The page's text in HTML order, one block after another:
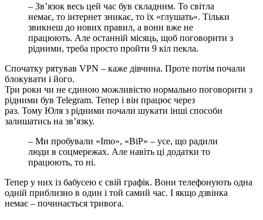
– Зв’язок весь цей час був складним. То світла
немає, то інтернет зникає, то їх «глушать». Тільки
звикнеш до нових правил, а вони вже не
працюють. Але останній місяць, щоб поговорити з
рідними, треба просто пройти 9 кіл пекла.
Спочатку рятував VPN – каже дівчина. Проте потім почали
блокувати і його.
Три роки чи не єдиною можливістю нормально поговорити з
рідними був Telegram. Тепер і він працює через
раз. Тому Юля з рідними почали шукати інші способи
залишатись на зв’язку.
– Ми пробували «Imo», «BiP» – усе, що радили
люди в соцмережах. Але навіть ці додатки то
працюють, то ні.
Тепер у них із бабусею є свій графік. Вони телефонують одна
одній приблизно в один і той самий час. І якщо дзвінка
немає – починається тривога.